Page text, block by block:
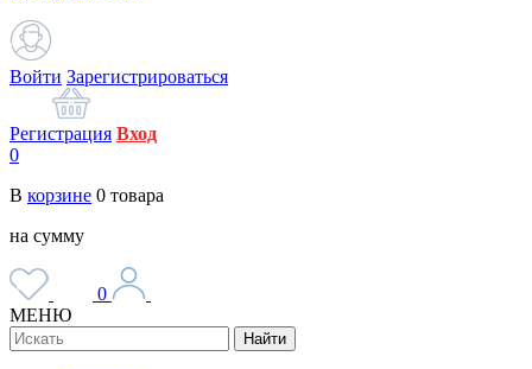
Войти Зарегистрироваться
Регистрация Вход
0
В корзине 0 товара
на сумму
0
МЕНЮ
Найти